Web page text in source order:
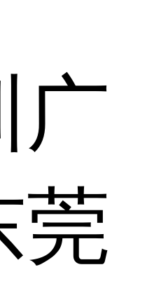
广
莞